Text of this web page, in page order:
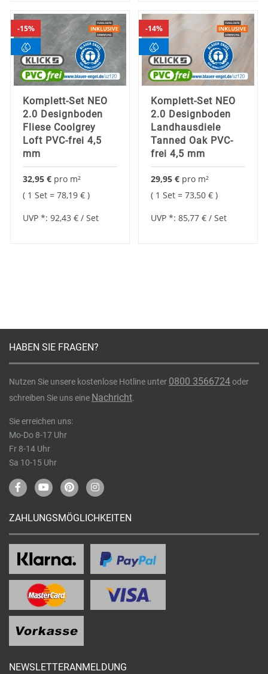
15%
Komplett-Set NEO
2.0 Designboden
Fliese Coolgrey
Loft PVC-frei 4,5
mm
32,95 € pro m²
1 Set = 78,19 €
UVP *: 92,43 € / Set
14%
Komplett-Set NEO
2.0 Designboden
Landhausdiele
Tanned Oak PVC-
frei 4,5 mm
29,95 € pro m²
1 Set = 73,50 €
UVP *: 85,77 € / Set
HABEN SIE FRAGEN?
Nutzen Sie unsere kostenlose Hotline unter 0800 3566724oder
schreiben Sie uns eine Nachricht.
Sie erreichen uns:
Mo-Do 8-17 Uhr
Fr 8-14 Uhr
Sa 10-15 Uhr
ZAHLUNGSMÖGLICHKEITEN
NEWSLETTERANMELDUNG